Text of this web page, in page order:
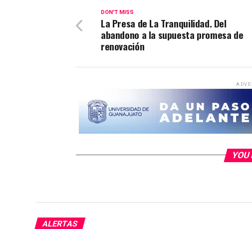
DON'T MISS
La Presa de La Tranquilidad. Del
abandono a la supuesta promesa de
renovación
ALERTAS